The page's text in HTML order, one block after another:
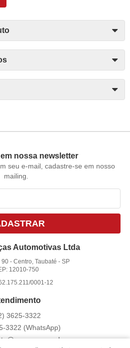
nossa newsletter
seu e-mail, cadastre-se em nosso
mailing.
Automotivas Ltda
90 -Centro, Taubaté -SP
12010-750
0001-12
3625-3322
3322 (WhatsApp)